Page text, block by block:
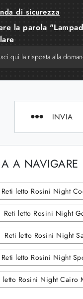
di sicurezza
la parola
INVIA
A NAVIGARE
Reti letto Rosini Night
Reti letto Rosini Night
Reti letto Rosini Night
Reti letto Rosini Night
letto Rosini Night Cairo